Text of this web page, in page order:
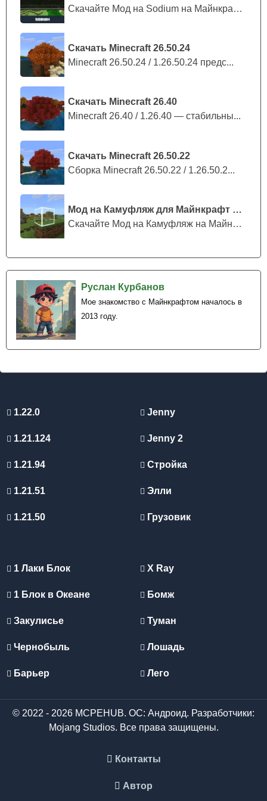
Скачайте Мод на Sodium на Майнкрафт П...
Скачать Minecraft 26.50.24
Minecraft 26.50.24 / 1.26.50.24 предс...
Скачать Minecraft 26.40
Minecraft 26.40 / 1.26.40 — стабильны...
Скачать Minecraft 26.50.22
Сборка Minecraft 26.50.22 / 1.26.50.2...
Мод на Камуфляж для Майнкрафт ПЕ
Скачайте Мод на Камуфляж на Майнкрафт...
Руслан Курбанов
Мое знакомство с Майнкрафтом началось в
2013 году.
1.22.0
1.21.124
1.21.94
1.21.51
1.21.50
Jenny
Jenny 2
Стройка
Элли
Грузовик
1 Лаки Блок
1 Блок в Океане
Закулисье
Чернобыль
Барьер
X Ray
Бомж
Туман
Лошадь
Лего
© 2022 - 2026 MCPEHUB. ОС: Андроид. Разработчики:
Mojang Studios. Все права защищены.
Контакты
Автор